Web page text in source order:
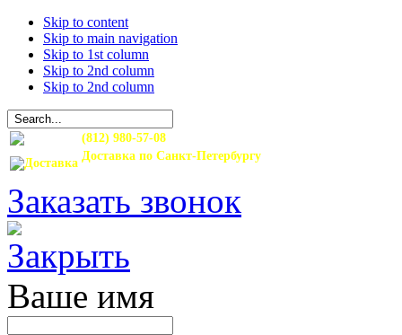
Skip to content
Skip to main navigation
Skip to 1st column
Skip to 2nd column
Skip to 2nd column
(812) 980-57-08
Доставка по Санкт-Петербургу
Заказать звонок
Ваше имя